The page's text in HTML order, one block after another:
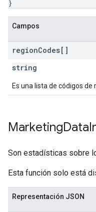
}
Campos
regionCodes[]
string
Es una lista de códigos de
MarketingData
Son estadísticas sobre
Esta función solo está
Representación JSON